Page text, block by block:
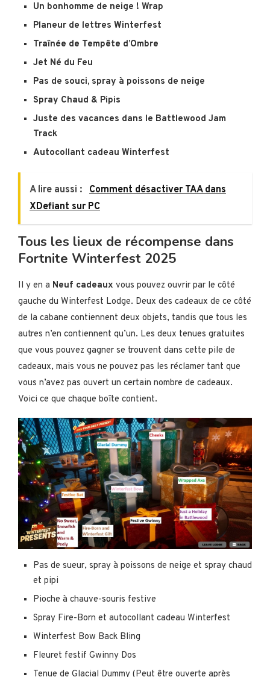
Un bonhomme de neige ! Wrap
Planeur de lettres Winterfest
Traînée de Tempête d’Ombre
Jet Né du Feu
Pas de souci, spray à poissons de neige
Spray Chaud & Pipis
Juste des vacances dans le Battlewood Jam
Track
Autocollant cadeau Winterfest
A lire aussi :
Comment désactiver TAA dans
XDefiant sur PC
Tous les lieux de récompense dans
Fortnite Winterfest 2025
Il y en a Neuf cadeaux vous pouvez ouvrir par le côté
gauche du Winterfest Lodge. Deux des cadeaux de ce côté
de la cabane contiennent deux objets, tandis que tous les
autres n’en contiennent qu’un. Les deux tenues gratuites
que vous pouvez gagner se trouvent dans cette pile de
cadeaux, mais vous ne pouvez pas les réclamer tant que
vous n’avez pas ouvert un certain nombre de cadeaux.
Voici ce que chaque boîte contient.
Pas de sueur, spray à poissons de neige et spray chaud
et pipi
Pioche à chauve-souris festive
Spray Fire-Born et autocollant cadeau Winterfest
Winterfest Bow Back Bling
Fleuret festif Gwinny Dos
Tenue de Glacial Dummy (Peut être ouverte après